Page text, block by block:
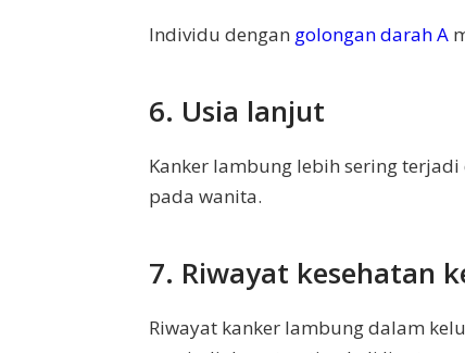
Individu dengan golongan darah A
6. Usia lanjut
Kanker lambung lebih sering
pada wanita.
7. Riwayat kesehatan
Riwayat kanker lambung dalam